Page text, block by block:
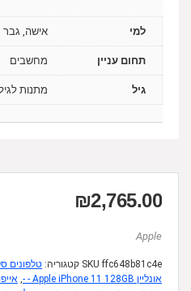
למי אישה, גבר
תחום עניין מחשבים
גיל מתנות לגיל 20, מתנות לגיל
₪2,765.00
Apple
SKUffc648b81c4e קטגוריה: טלפונים
אונליין Apple iPhone 11 128GB - -
,